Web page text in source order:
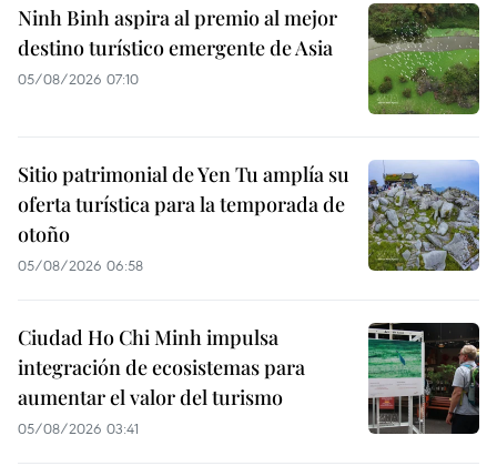
Ninh Binh aspira al premio al mejor
destino turístico emergente de Asia
05/08/2026 07:10
Sitio patrimonial de Yen Tu amplía su
oferta turística para la temporada de
otoño
05/08/2026 06:58
Ciudad Ho Chi Minh impulsa
integración de ecosistemas para
aumentar el valor del turismo
05/08/2026 03:41